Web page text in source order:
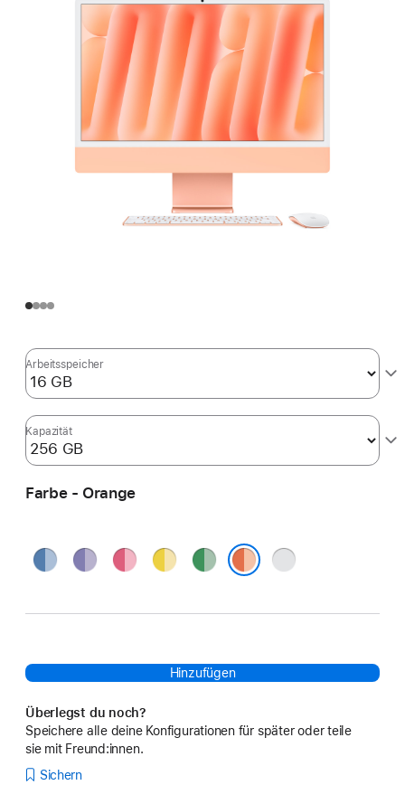
Arbeitsspeicher
Kapazität
Farbe - Orange
Blau ViolettPink Gelb Grün Silber
Hinzufügen
Überlegst du noch?
Speichere alle deine Konfigurationen für später oder teile
sie mit Freund:innen.
Sichern